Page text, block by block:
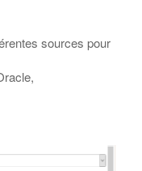
sources pour